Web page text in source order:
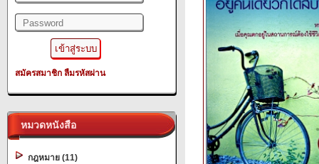
สมัครสมาชิก ลืมรหัสผ่าน
หมวดหนังสือ
กฎหมาย (11)